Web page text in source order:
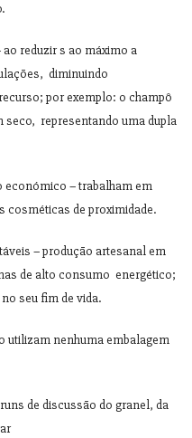
reduzir s ao máximo a
diminuindo
por exemplo: o champô
seco, representando uma dupla
económico – trabalham em
cosméticas de proximidade.
– produção artesanal em
de alto consumo energético;
seu fim de vida.
utilizam nenhuma embalagem
de discussão do granel, da